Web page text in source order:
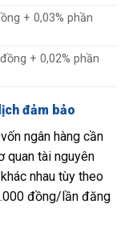
+ 0,03% phần
+ 0,02% phần
đảm bảo
ngân hàng cần
quan tài nguyên
nhau tùy theo
đồng/lần đăng